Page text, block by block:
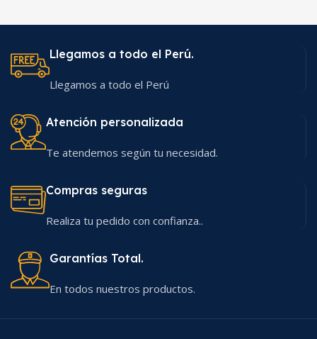
Llegamos a todo el Perú.
Llegamos a todo el Perú
Atención personalizada
Te atendemos según tu necesidad.
Compras seguras
Realiza tu pedido con confianza..
Garantías Total.
En todos nuestros productos.